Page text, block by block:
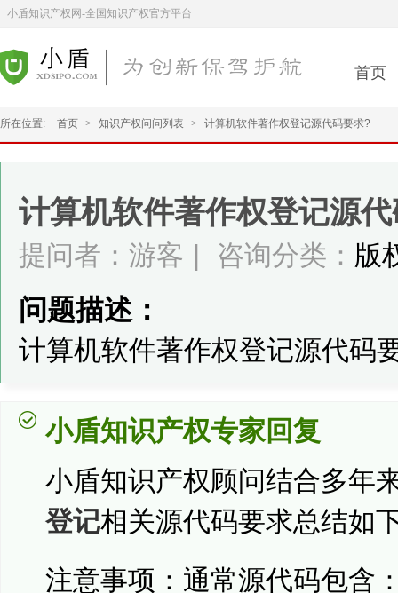
小盾知识产权网-全国知识产权官方平台
首页
所在位置: 首页 > 知识产权问问列表 > 计算机软件著作权登记源代码要求?
计算机软件著作权登记源
提问者：游客 咨询分类： 版
问题描述：
计算机软件著作权登记源代码
小盾知识产权专家回复
小盾知识产权顾问结合多年
登记相关源代码要求总结如
注意事项：通常源代码包含